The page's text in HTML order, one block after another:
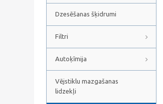
Dzesēšanas šķidrumi
Filtri
Autoķīmija
Vējstiklu mazgašanas
lidzekļi